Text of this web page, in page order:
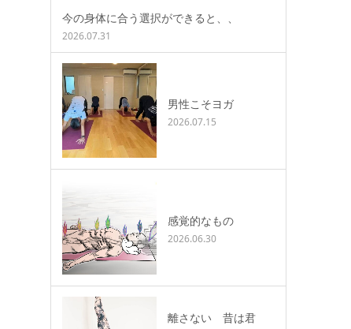
今の身体に合う選択ができると、、
2026.07.31
男性こそヨガ
2026.07.15
感覚的なもの
2026.06.30
離さない 昔は君